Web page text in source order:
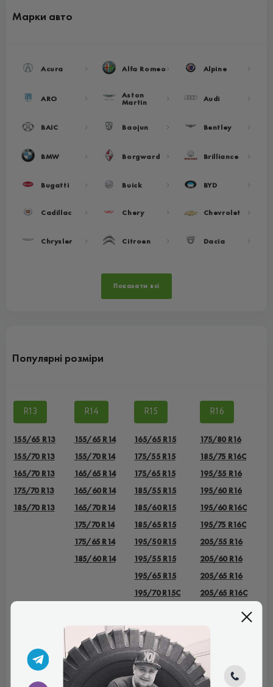
Марки авто
Acura Alfa Romeo Alpine
ARO Aston
Martin Audi
BAIC Baojun Bentley
BMW Borgward Brilliance
Bugatti Buick BYD
Cadillac Chery Chevrolet
Chrysler Citroen Dacia
Показати всі
Популярні розміри
R13
155/65 R13
155/70 R13
165/70 R13
175/70 R13
185/70 R13
R14
155/65 R14
155/70 R14
165/65 R14
165/60 R14
165/70 R14
175/70 R14
175/65 R14
185/60 R14
R15
165/65 R15
175/55 R15
175/65 R15
185/55 R15
185/60 R15
185/65 R15
195/50 R15
195/55 R15
195/65 R15
195/70 R15C
215/65 R15C
215/70 R15
215/70 R15C
225/70 R15C
R16
175/80 R16
185/75 R16C
195/55 R16
195/60 R16
195/60 R16C
195/75 R16C
205/55 R16
205/60 R16
205/65 R16
205/65 R16C
205/75 16C
215/65 R16
215/65 R16C